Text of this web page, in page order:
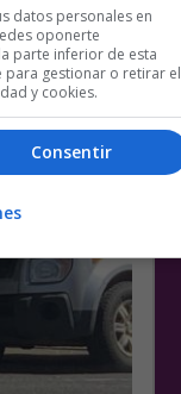
datos personales en
oponerte
parte inferior de esta
para gestionar o retirar el
y cookies.
Consentir